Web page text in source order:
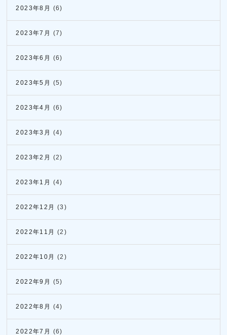
2023年8月 (6)
2023年7月 (7)
2023年6月 (6)
2023年5月 (5)
2023年4月 (6)
2023年3月 (4)
2023年2月 (2)
2023年1月 (4)
2022年12月 (3)
2022年11月 (2)
2022年10月 (2)
2022年9月 (5)
2022年8月 (4)
2022年7月 (6)